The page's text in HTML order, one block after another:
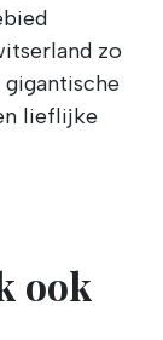
zo
lieflijke
ook